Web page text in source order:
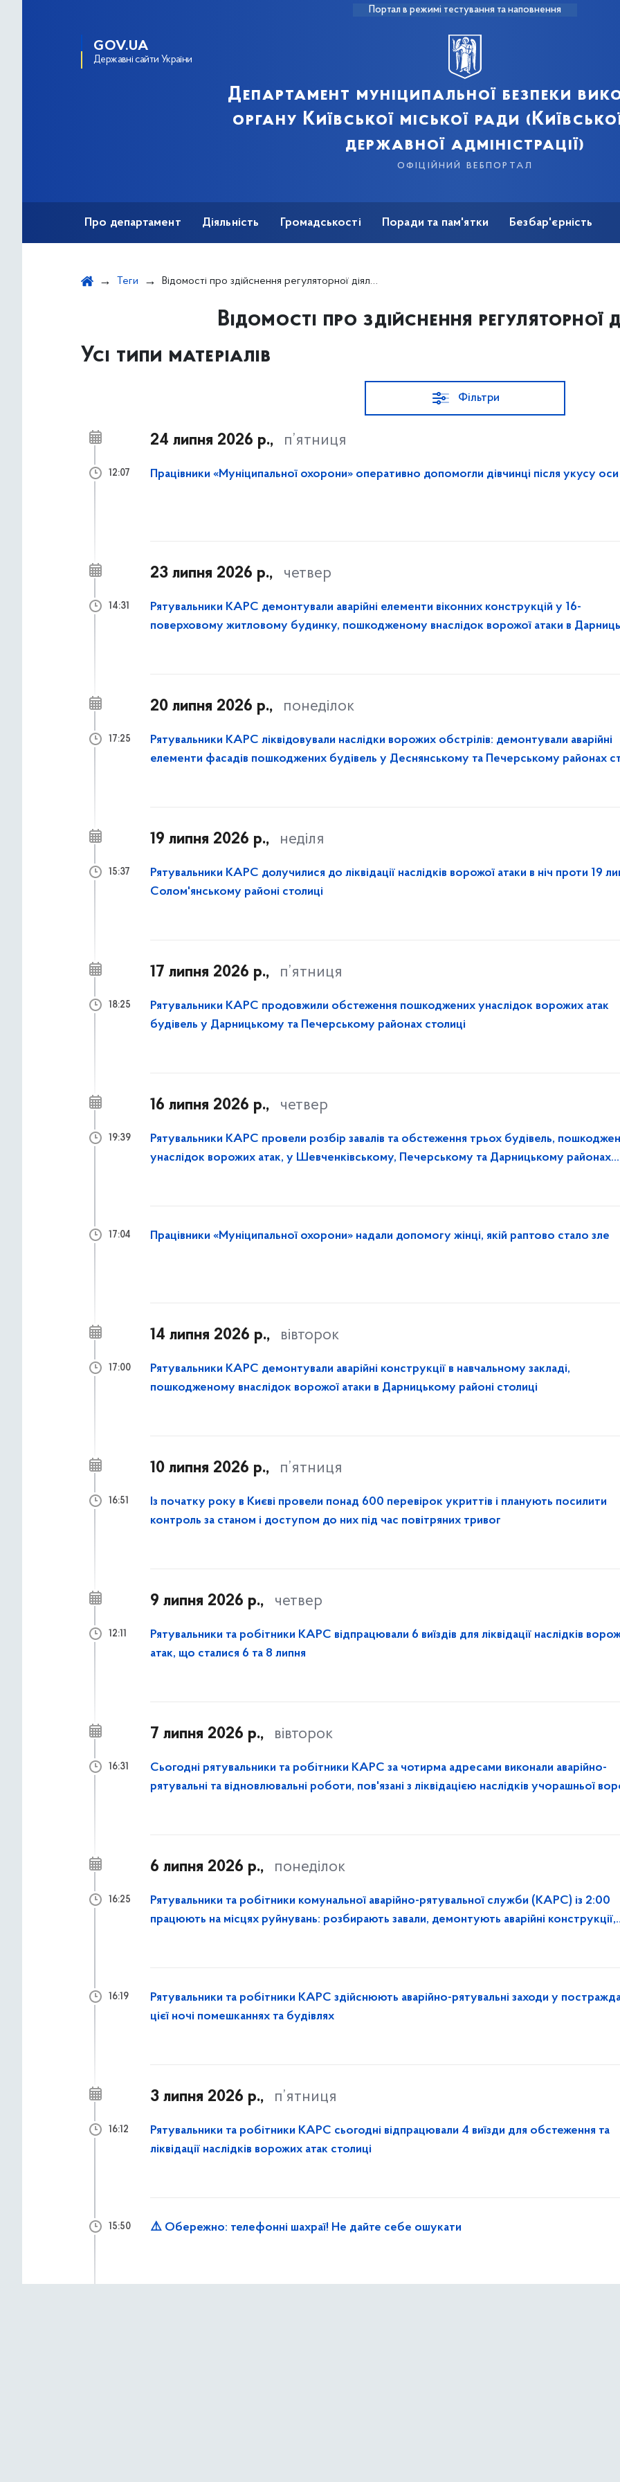
Портал в режимі тестування та наповнення
GOV.UA
Державні сайти України
Департамент муніципальної безпеки
органу Київської міської ради
державної адміністрації)
офіційний вебпортал
Про департамент Діяльність Громадськості Поради та пам'ятки Безбар'єрність
Теги Відомості про здійснення регуляторної діяльності
Відомості про здійснення регуляторної
Усі типи матеріалів
Фільтри
24 липня 2026 р., п’ятниця
Працівники «Муніципальної охорони» оперативно допомогли дівчинці після укусу оси
12:07
23 липня 2026 р., четвер
Рятувальники КАРС демонтували аварійні елементи віконних конструкцій у 16-
поверховому житловому будинку, пошкодженому внаслідок ворожої атаки в
14:31
20 липня 2026 р., понеділок
Рятувальники КАРС ліквідовували наслідки ворожих обстрілів: демонтували аварійні
елементи фасадів пошкоджених будівель у Деснянському та Печерському районах
17:25
19 липня 2026 р., неділя
Рятувальники КАРС долучилися до ліквідації наслідків ворожої атаки в ніч проти 19
Солом'янському районі столиці
15:37
17 липня 2026 р., п’ятниця
Рятувальники КАРС продовжили обстеження пошкоджених унаслідок ворожих атак
будівель у Дарницькому та Печерському районах столиці
18:25
16 липня 2026 р., четвер
Рятувальники КАРС провели розбір завалів та обстеження трьох будівель,
унаслідок ворожих атак, у Шевченківському, Печерському та Дарницькому районах
19:39
Працівники «Муніципальної охорони» надали допомогу жінці, якій раптово стало зле
17:04
14 липня 2026 р., вівторок
Рятувальники КАРС демонтували аварійні конструкції в навчальному закладі,
пошкодженому внаслідок ворожої атаки в Дарницькому районі столиці
17:00
10 липня 2026 р., п’ятниця
Із початку року в Києві провели понад 600 перевірок укриттів і планують посилити
контроль за станом і доступом до них під час повітряних тривог
16:51
9 липня 2026 р., четвер
Рятувальники та робітники КАРС відпрацювали 6 виїздів для ліквідації наслідків
атак, що сталися 6 та 8 липня
12:11
7 липня 2026 р., вівторок
Сьогодні рятувальники та робітники КАРС за чотирма адресами виконали аварійно-
рятувальні та відновлювальні роботи, пов'язані з ліквідацією наслідків учорашньої
16:31
6 липня 2026 р., понеділок
Рятувальники та робітники комунальної аварійно-рятувальної служби (КАРС) із 2:00
працюють на місцях руйнувань: розбирають завали, демонтують аварійні конструкції,
16:25
Рятувальники та робітники КАРС здійснюють аварійно-рятувальні заходи у
цієї ночі помешканнях та будівлях
16:19
3 липня 2026 р., п’ятниця
Рятувальники та робітники КАРС сьогодні відпрацювали 4 виїзди для обстеження та
ліквідації наслідків ворожих атак столиці
16:12
⚠️ Обережно: телефонні шахраї! Не дайте себе ошукати
15:50